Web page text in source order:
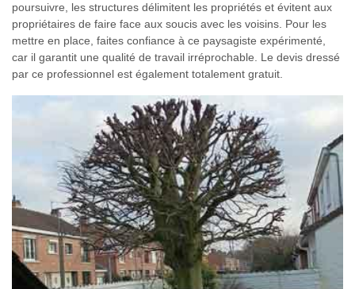
poursuivre, les structures délimitent les propriétés et évitent aux
propriétaires de faire face aux soucis avec les voisins. Pour les
mettre en place, faites confiance à ce paysagiste expérimenté,
car il garantit une qualité de travail irréprochable. Le devis dressé
par ce professionnel est également totalement gratuit.